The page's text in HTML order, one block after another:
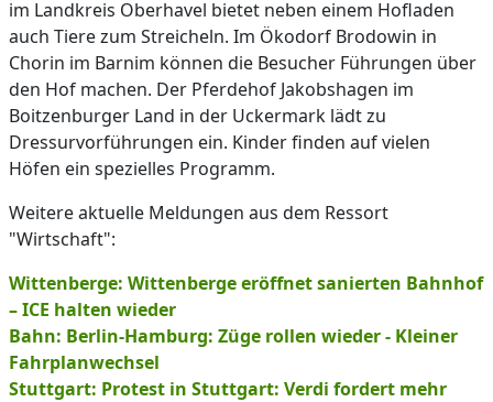
im Landkreis Oberhavel bietet neben einem Hofladen
auch Tiere zum Streicheln. Im Ökodorf Brodowin in
Chorin im Barnim können die Besucher Führungen über
den Hof machen. Der Pferdehof Jakobshagen im
Boitzenburger Land in der Uckermark lädt zu
Dressurvorführungen ein. Kinder finden auf vielen
Höfen ein spezielles Programm.
Weitere aktuelle Meldungen aus dem Ressort
"Wirtschaft":
Wittenberge: Wittenberge eröffnet sanierten Bahnhof
– ICE halten wieder
Bahn: Berlin-Hamburg: Züge rollen wieder - Kleiner
Fahrplanwechsel
Stuttgart: Protest in Stuttgart: Verdi fordert mehr